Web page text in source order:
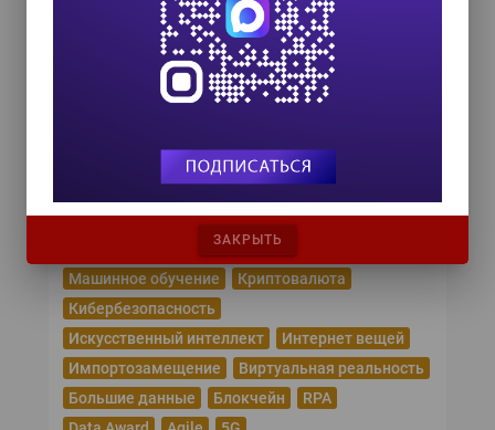
COMPENSATION & BENEFITS FORUM
RUSSIA 2026
15 октября 2026
Эпидемия коронавируса
Цифровая трансформация
Удаленная работа
Робототехника
Облачные сервисы
Машинное обучение
Криптовалюта
Кибербезопасность
Искусственный интеллект
Интернет вещей
Импортозамещение
Виртуальная реальность
Большие данные
Блокчейн
RPA
ЗАКРЫТЬ